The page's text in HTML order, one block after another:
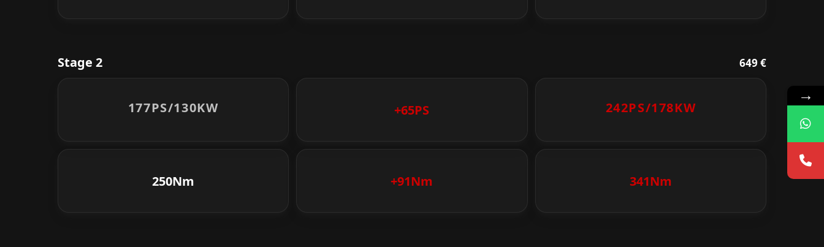
Stage 2 649 €
177PS/130KW +65PS 242PS/178KW
250Nm +91Nm 341Nm
→